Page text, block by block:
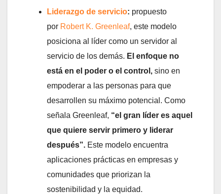
Liderazgo de servicio: propuesto
por Robert K. Greenleaf, este modelo
posiciona al líder como un servidor al
servicio de los demás. El enfoque no
está en el poder o el control, sino en
empoderar a las personas para que
desarrollen su máximo potencial. Como
señala Greenleaf, “el gran líder es aquel
que quiere servir primero y liderar
después”. Este modelo encuentra
aplicaciones prácticas en empresas y
comunidades que priorizan la
sostenibilidad y la equidad.